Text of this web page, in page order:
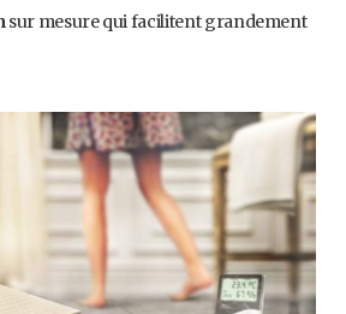
sur mesure qui facilitent grandement